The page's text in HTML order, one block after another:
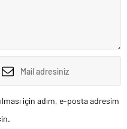
için adım, e-posta adresim